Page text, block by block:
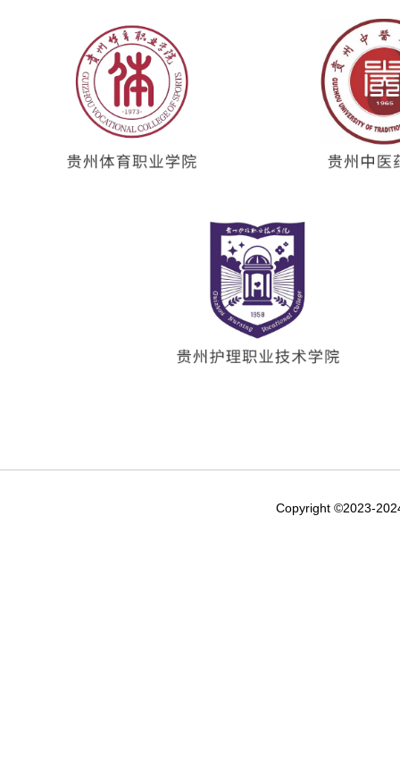
Copyright ©2023-